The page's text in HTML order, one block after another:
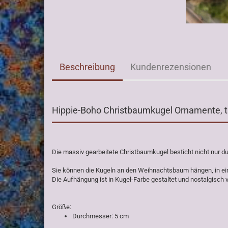
Beschreibung Kundenrezensionen
Hippie-Boho Christbaumkugel Ornamente,
Die massiv gearbeitete Christbaumkugel besticht nicht nur
Sie können die Kugeln an den Weihnachtsbaum hängen, in
Die Aufhängung ist in Kugel-Farbe gestaltet und nostalgisch
Größe:
Durchmesser: 5 cm